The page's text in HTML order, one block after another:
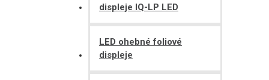
displeje IQ-LP LED
LED ohebné foliové
displeje